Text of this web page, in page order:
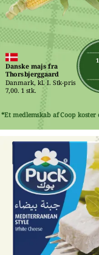
Danske majs fra
Thorsbjerggaard
Danmark, kl. I. Stk-pris
7,00. 1 stk.
*Et medlemskab af Coop